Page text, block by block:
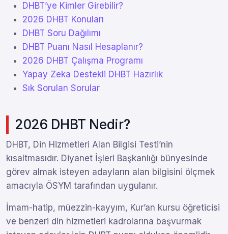
DHBT’ye Kimler Girebilir?
2026 DHBT Konuları
DHBT Soru Dağılımı
DHBT Puanı Nasıl Hesaplanır?
2026 DHBT Çalışma Programı
Yapay Zeka Destekli DHBT Hazırlık
Sık Sorulan Sorular
2026 DHBT Nedir?
DHBT, Din Hizmetleri Alan Bilgisi Testi’nin
kısaltmasıdır. Diyanet İşleri Başkanlığı bünyesinde
görev almak isteyen adayların alan bilgisini ölçmek
amacıyla ÖSYM tarafından uygulanır.
İmam-hatip, müezzin-kayyım, Kur’an kursu öğreticisi
ve benzeri din hizmetleri kadrolarına başvurmak